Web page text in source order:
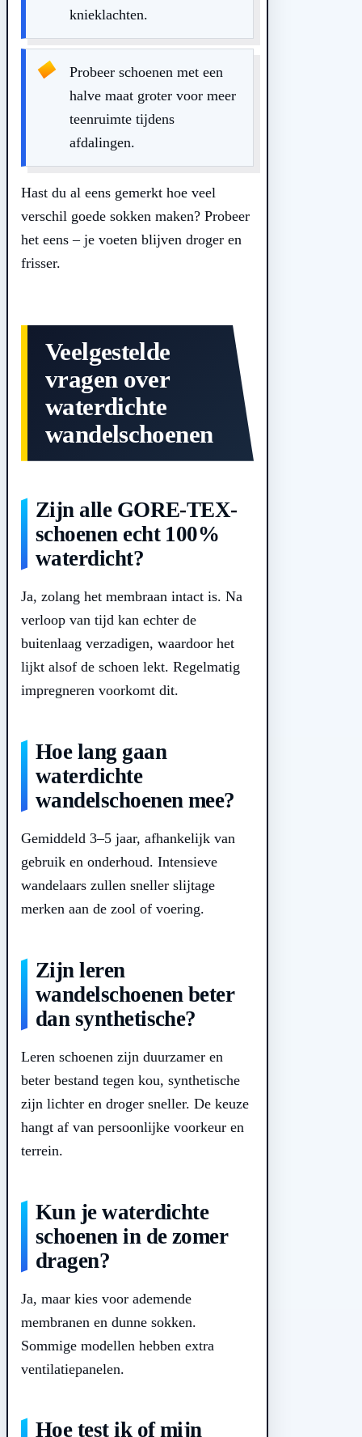
knieklachten.
Probeer schoenen met een
halve maat groter voor meer
teenruimte tijdens
afdalingen.
Hast du al eens gemerkt hoe veel
verschil goede sokken maken? Probeer
het eens – je voeten blijven droger en
frisser.
Veelgestelde
vragen over
waterdichte
wandelschoenen
Zijn alle GORE-TEX-
schoenen echt 100%
waterdicht?
Ja, zolang het membraan intact is. Na
verloop van tijd kan echter de
buitenlaag verzadigen, waardoor het
lijkt alsof de schoen lekt. Regelmatig
impregneren voorkomt dit.
Hoe lang gaan
waterdichte
wandelschoenen mee?
Gemiddeld 3–5 jaar, afhankelijk van
gebruik en onderhoud. Intensieve
wandelaars zullen sneller slijtage
merken aan de zool of voering.
Zijn leren
wandelschoenen beter
dan synthetische?
Leren schoenen zijn duurzamer en
beter bestand tegen kou, synthetische
zijn lichter en droger sneller. De keuze
hangt af van persoonlijke voorkeur en
terrein.
Kun je waterdichte
schoenen in de zomer
dragen?
Ja, maar kies voor ademende
membranen en dunne sokken.
Sommige modellen hebben extra
ventilatiepanelen.
Hoe test ik of mijn